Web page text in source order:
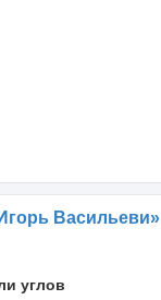
Васильеви»
углов